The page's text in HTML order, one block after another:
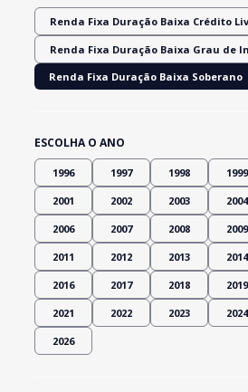
Renda Fixa Duração Baixa Crédito
Renda Fixa Duração Baixa Grau de
Renda Fixa Duração Baixa Soberano
ESCOLHA O ANO
1996 1997 1998 1999
2001 2002 2003 2004
2006 2007 2008 2009
2011 2012 2013 2014
2016 2017 2018 2019
2021 2022 2023 2024
2026